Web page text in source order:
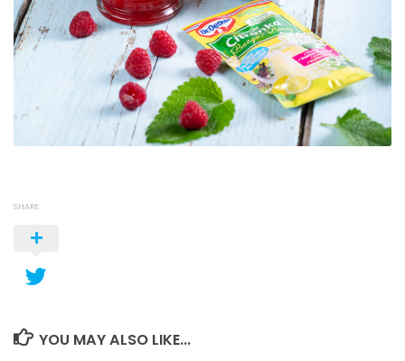
SHARE
YOU MAY ALSO LIKE...